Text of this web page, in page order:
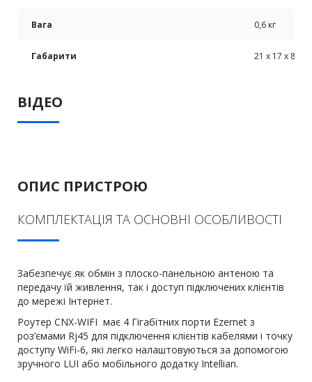
Вага 0,6 кг
Габарити 21 x 17 x 8 см
ВІДЕО
ОПИС ПРИСТРОЮ
КОМПЛЕКТАЦІЯ ТА ОСНОВНІ ОСОБЛИВОСТІ
Забезпечує як обмін з плоско-панельною антеною та
передачу їй живлення, так і доступ підключених клієнтів
до мережі Інтернет.
Роутер CNX-WIFI має 4 Гігабітних порти Ezernet з
роз’ємами Rj45 для підключення клієнтів кабелями і точку
доступу WiFi-6, які легко налаштовуються за допомогою
зручного LUI або мобільного додатку Intellian.